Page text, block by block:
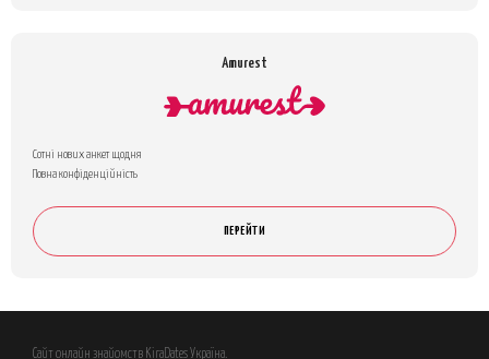
Amurest
Сотні нових анкет щодня
Повна конфіденційність
ПЕРЕЙТИ
Сайт онлайн знайомств KiraDates Україна.